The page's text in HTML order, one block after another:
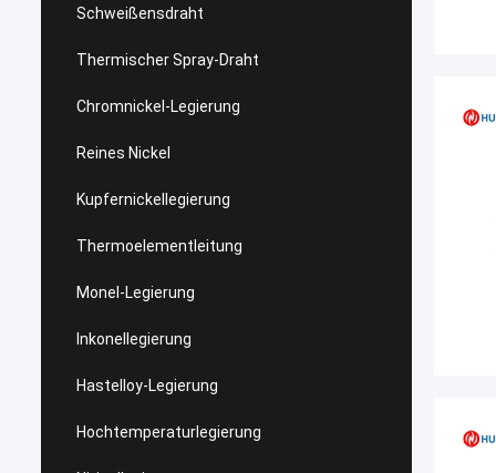
Schweißensdraht
Thermischer Spray-Draht
Chromnickel-Legierung
Reines Nickel
Kupfernickellegierung
Thermoelementleitung
Monel-Legierung
Inkonellegierung
Hastelloy-Legierung
Hochtemperaturlegierung